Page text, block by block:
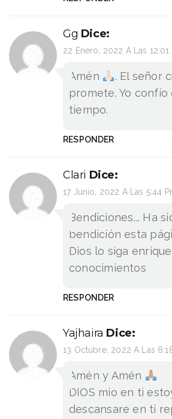
Gg Dice:
22 Enero, 2022 A Las 12:01
Amén
. El señor
promete. Yo confío
tiempo.
RESPONDER
Clari Dice:
17 Junio, 2022 A Las 5:44
Bendiciones,.. Ha
bendición esta
Dios lo siga
conocimientos
RESPONDER
Yajhaira Dice:
13 Octubre, 2022 A Las
Amén y Amén
DIOS mio en ti
descansare en ti